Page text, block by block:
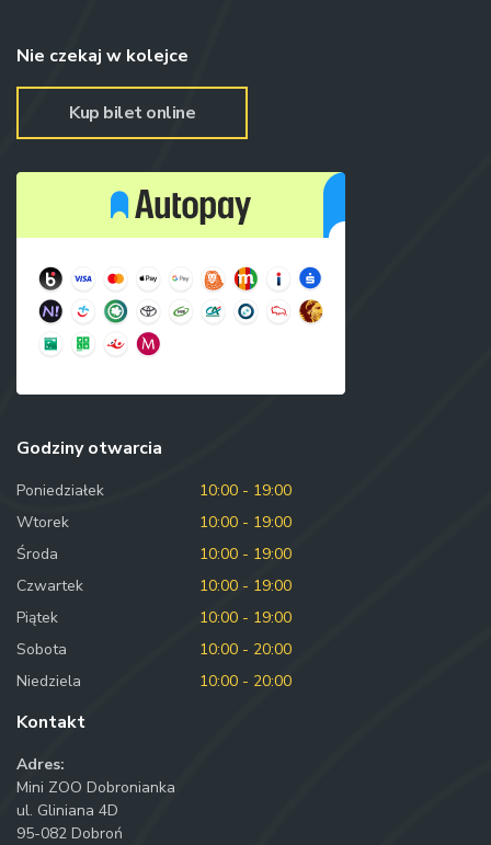
Nie czekaj w kolejce
Kup bilet online
Godziny otwarcia
Poniedziałek
10:00 - 19:00
Wtorek
10:00 - 19:00
Środa
10:00 - 19:00
Czwartek
10:00 - 19:00
Piątek
10:00 - 19:00
Sobota
10:00 - 20:00
Niedziela
10:00 - 20:00
Kontakt
Adres:
Mini ZOO Dobronianka
ul. Gliniana 4D
95-082 Dobroń